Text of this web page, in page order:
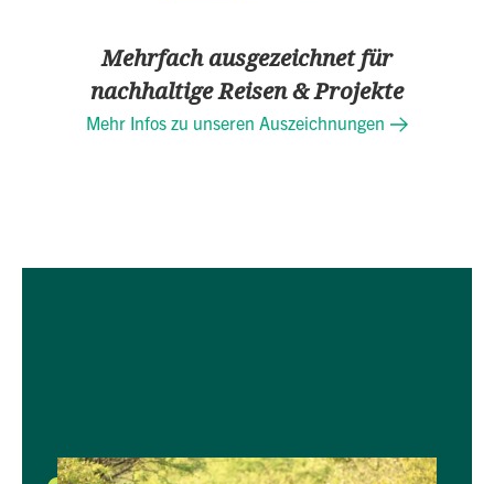
Mehrfach ausgezeichnet für
nachhaltige Reisen & Projekte
Mehr Infos zu unseren Auszeichnungen